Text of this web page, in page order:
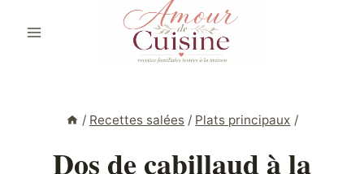
/ Recettes salées / Plats principaux /
Dos de cabillaud à la